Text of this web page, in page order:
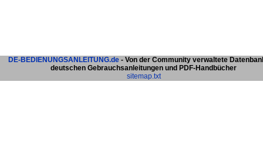
DE-BEDIENUNGSANLEITUNG.de - Von der Community verwaltete
deutschen Gebrauchsanleitungen und PDF-Handbücher
sitemap.txt